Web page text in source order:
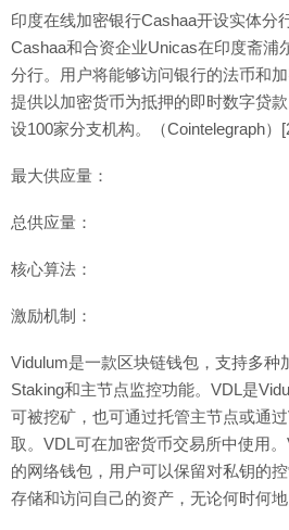
印度在线加密银行Cashaa开设实体分
Cashaa和合资企业Unicas在印度斋浦
分行。用户将能够访问银行的法币和
提供以加密货币为抵押的即时数字贷
设100家分支机构。（Cointelegraph）
最大供应量：
总供应量：
核心算法：
激励机制：
Vidulum是一款区块链钱包，支持多种
Staking和主节点监控功能。VDL是
可被挖矿，也可通过托管主节点或通
取。VDL可在加密货币交易所中使用
的网络钱包，用户可以保留对私钥的
存储和访问自己的资产，无论何时何地